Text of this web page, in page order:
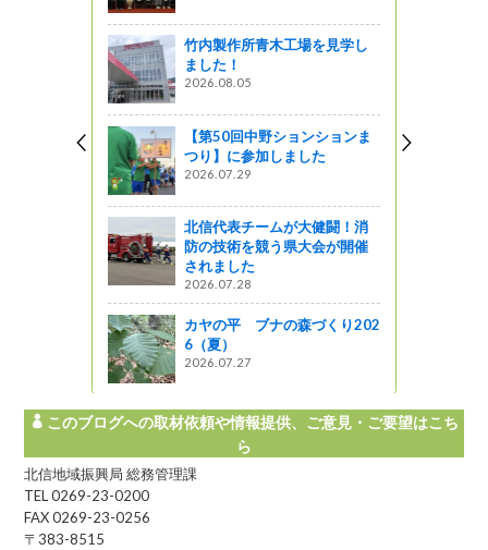
竹内製作所青木工場を見学し
ました！
2026.08.05
【第50回中野ションションま
つり】に参加しました
2026.07.29
北信代表チームが大健闘！消
防の技術を競う県大会が開催
されました
2026.07.28
カヤの平 ブナの森づくり202
6（夏）
2026.07.27
このブログへの取材依頼や情報提供、ご意見・ご要望はこち
ら
北信地域振興局 総務管理課
TEL 0269-23-0200
FAX 0269-23-0256
〒383-8515